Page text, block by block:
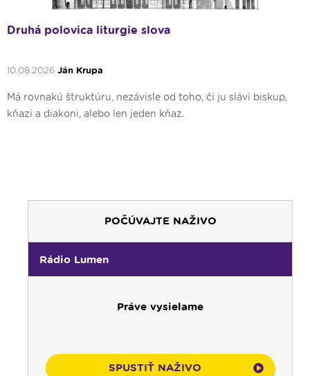
Druhá polovica liturgie slova
10.08.2026 Ján Krupa
Má rovnakú štruktúru, nezávisle od toho, či ju slávi biskup,
kňazi a diakoni, alebo len jeden kňaz.
POČÚVAJTE NAŽIVO
Rádio Lumen
Práve vysielame
SPUSTIŤ NAŽIVO
00:00
Predel do nového dňa